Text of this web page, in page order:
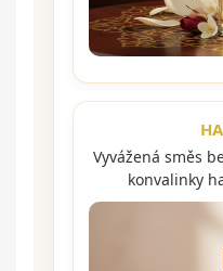
Vyvážená směs
konvalinky